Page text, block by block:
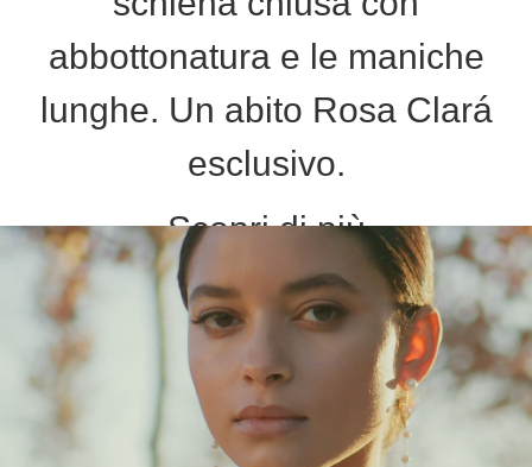
abbottonatura e le maniche
lunghe. Un abito Rosa Clará
esclusivo.
Scopri di più